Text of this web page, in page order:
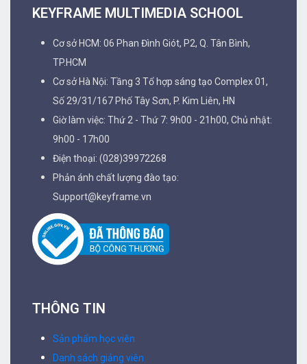
KEYFRAME MULTIMEDIA SCHOOL
Cơ sở HCM: 06 Phan Đình Giót, P2, Q. Tân Bình,
TP.HCM
Cơ sở Hà Nội: Tầng 3 Tổ hợp sáng tạo Complex 01,
Số 29/31/167 Phố Tây Sơn, P. Kim Liên, HN
Giờ làm việc: Thứ 2 - Thứ 7: 9h00 - 21h00, Chủ nhật:
9h00 - 17h00
Điện thoại: (028)39972268
Phản ánh chất lượng đào tạo:
Support@keyframe.vn
THÔNG TIN
Sản phẩm học viên
Danh sách giảng viên